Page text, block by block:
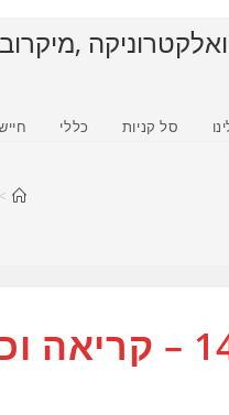
סל קניות כללי
>
לימוד פייתון דאטאפריים :